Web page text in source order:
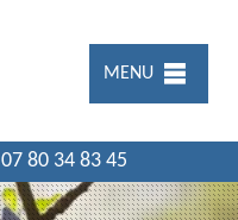
MENU
07 80 34 83 45